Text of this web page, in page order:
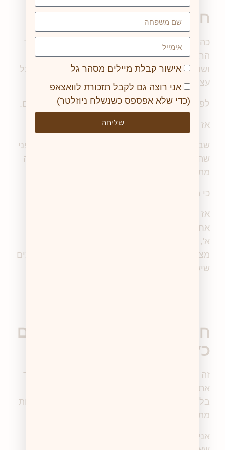
חינוך בלי להתכוון
כהורים וכאנשי ונשות חינוך אנחנו אומריםות כל כך
הרבה אמירות. לפעמים צריכות לחזור עליהם שוב
ושוב. ולפעמים יש לנו תחושה שאנחנו בחזרתיות על
עצמינו ושאף'חד לא מקשיב.
לפעמים אולי זה מרגיש שאנחנו לא אומריםות כלום.
אז זהו, תזכרו את האמא הזו. של הנער הזה.
שבסך הכל אמרה לו על כל מיני דברים על זה שלפני
שהגוף שלו פוגש גוף אחר -הוא צריך לשאול אם זה
מתאים.
כי מגע עושים בהנאה וברצון או שלא עושים בכלל.
אז פעם זה היה בהקשר של הגן משחקים, ופעם
אחרת זה היה בהקשר של חיבוק של חברה בכיתה
א', ופעם זה היה בהיבט של משחקי חברה בבת
מצווש והנה – זה הגיע גם לאחד הרגעים הכי קסומים
שיש.
חינוך מיני מיטיבי יכול להיות גם
כל כך פשוט
זה יכול להיות באמירות הקטנות של החיים, בלכבד
את הגבול של האחר.ת, בלהיות רגיש.ה לעולם,
בלהקשיב לגוף שלך, בלהגיד רצונות ולהציב גבולות
מתוך תחושת זכאות לשניהם באותה המידה.
אני בטוחה שרובנו עושות ועושים את זה גם בלי
אישור קבלת מיילים מסהר גל
אני רוצה גם לקבל תזכורת לוואצאפ
(כדי שלא אפספס כשנשלח ניוזלטר)
שליחה